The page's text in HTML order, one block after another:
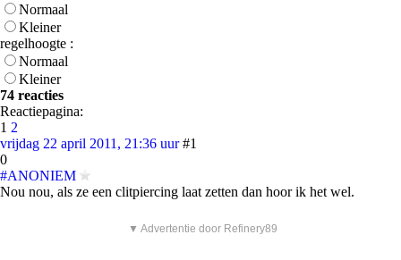
Normaal
Kleiner
regelhoogte :
Normaal
Kleiner
74 reacties
Reactiepagina:
1 2
vrijdag 22 april 2011, 21:36 uur #1
0
#ANONIEM
Nou nou, als ze een clitpiercing laat zetten dan hoor ik het wel.
▼ Advertentie door Refinery89